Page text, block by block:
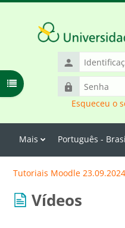
Identificação
usuário
Senha
Esqueceu o
Mais Português -
Abrir índice do curso
Tutoriais Moodle 23.09.2024
Vídeos